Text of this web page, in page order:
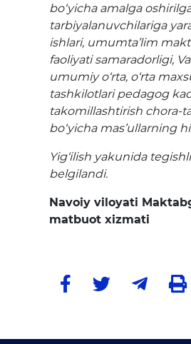
bo‘yicha amalga
tarbiyalanuvchilariga
ishlari, umumta’lim
faoliyati samaradorligi,
umumiy o‘rta, o‘rta
tashkilotlari pedagog
takomillashtirish chora-
bo‘yicha mas’ullarning
Yig‘ilish yakunida
belgilandi.
Navoiy viloyati
matbuot xizmati